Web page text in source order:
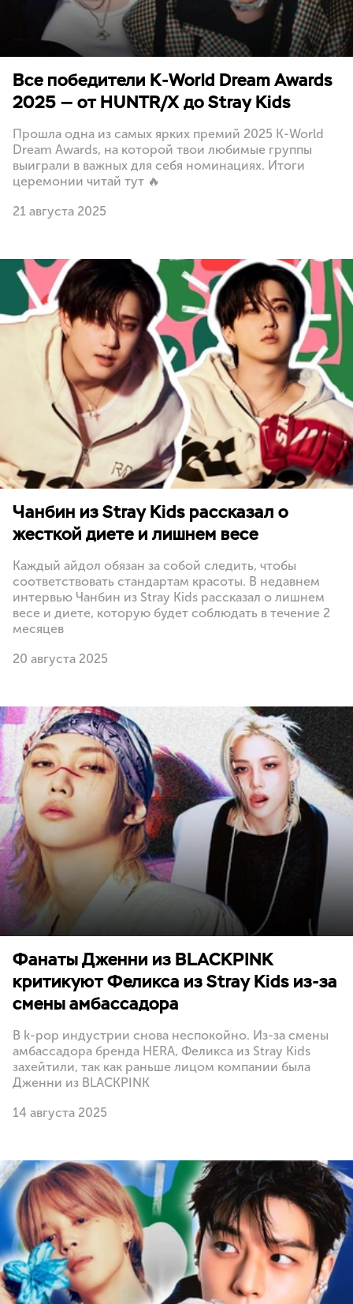
Все победители K-World Dream Awards
2025 — от HUNTR/X до Stray Kids
Прошла одна из самых ярких премий 2025 K-World
Dream Awards, на которой твои любимые группы
выиграли в важных для себя номинациях. Итоги
церемонии читай тут 🔥
21 августа 2025
Чанбин из Stray Kids рассказал о
жесткой диете и лишнем весе
Каждый айдол обязан за собой следить, чтобы
соответствовать стандартам красоты. В недавнем
интервью Чанбин из Stray Kids рассказал о лишнем
весе и диете, которую будет соблюдать в течение 2
месяцев
20 августа 2025
Фанаты Дженни из BLACKPINK
критикуют Феликса из Stray Kids из-за
смены амбассадора
В k-pop индустрии снова неспокойно. Из-за смены
амбассадора бренда HERA, Феликса из Stray Kids
захейтили, так как раньше лицом компании была
Дженни из BLACKPINK
14 августа 2025